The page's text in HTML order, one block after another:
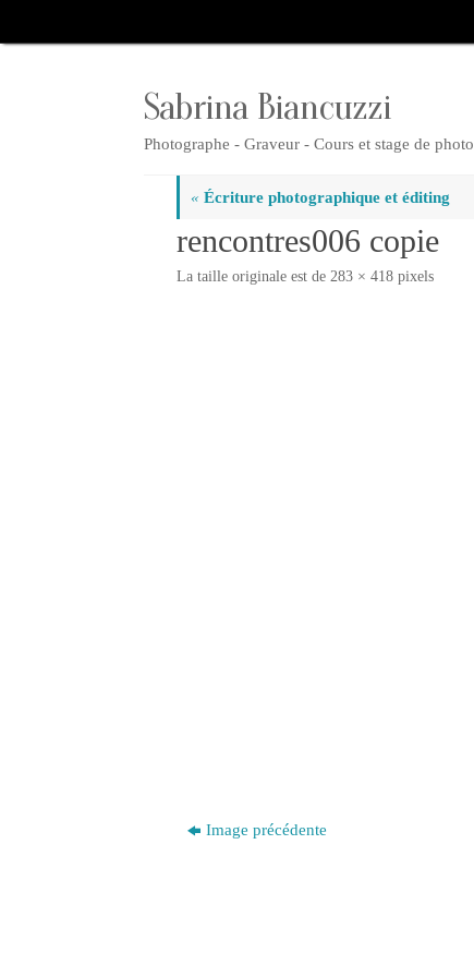
au
Sabrina Biancuzzi
Photographe - Graveur - Cours et stage de photo
« Écriture photographique et éditing
rencontres006 copie
La taille originale est de 283 × 418 pixels
Image précédente